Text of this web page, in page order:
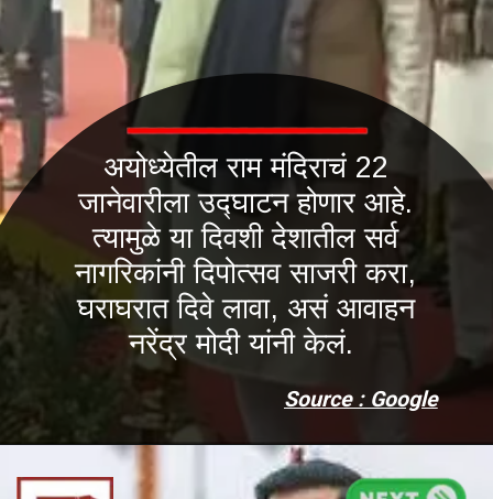
Source : Google
अयोध्येतील राम मंदिराचं 22
जानेवारीला उद्घाटन होणार आहे.
त्यामुळे या दिवशी देशातील सर्व
नागरिकांनी दिपोत्सव साजरी करा,
घराघरात दिवे लावा, असं आवाहन
नरेंद्र मोदी यांनी केलं.